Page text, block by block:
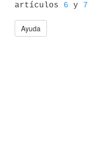
artículos 6 y 7
Ayuda